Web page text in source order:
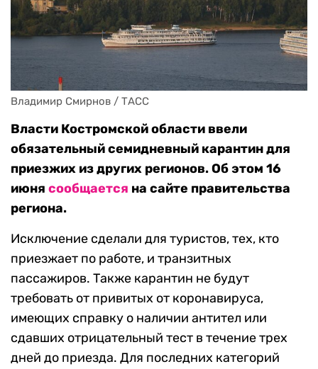
Владимир Смирнов / ТАСС
Власти Костромской области ввели
обязательный семидневный карантин для
приезжих из других регионов. Об этом 16
июня сообщается на сайте правительства
региона.
Исключение сделали для туристов, тех, кто
приезжает по работе, и транзитных
пассажиров. Также карантин не будут
требовать от привитых от коронавируса,
имеющих справку о наличии антител или
сдавших отрицательный тест в течение трех
дней до приезда. Для последних категорий